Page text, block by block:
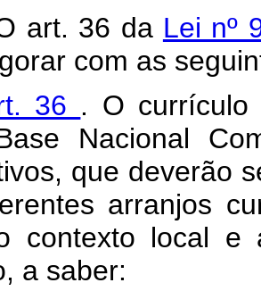
art. 36 da Lei nº
com as
36 . O currículo
Nacional
que deverão
arranjos
contexto local e
a saber: